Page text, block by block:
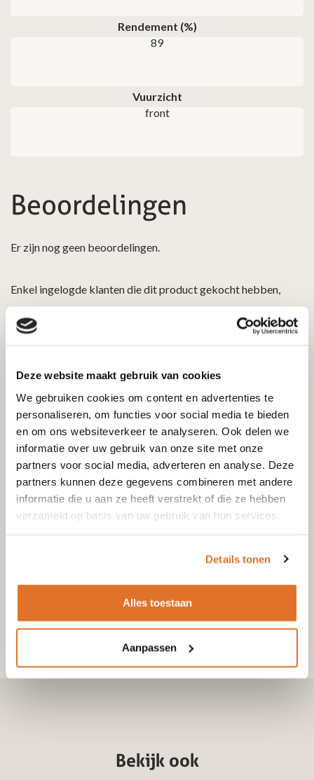
Deze website maakt gebruik van cookies
We gebruiken cookies om content en advertenties te
personaliseren, om functies voor social media te bieden
en om ons websiteverkeer te analyseren. Ook delen we
informatie over uw gebruik van onze site met onze
partners voor social media, adverteren en analyse. Deze
partners kunnen deze gegevens combineren met andere
informatie die u aan ze heeft verstrekt of die ze hebben
verzameld op basis van uw gebruik van hun services.
Details tonen
Alles toestaan
Aanpassen
Rendement (%)
89
Vuurzicht
front
Beoordelingen
Er zijn nog geen beoordelingen.
Enkel ingelogde klanten die dit product gekocht hebben,
kunnen een beoordeling schrijven.
Technische gegevens Jacobus 6 kook
Handleiding Jacobus 6 kook
Lijntekening Jacobus 6 kook
Bekijk ook